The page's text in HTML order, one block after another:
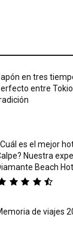
en tres
entre
es el mejor
Nuestra
Beach
de viajes